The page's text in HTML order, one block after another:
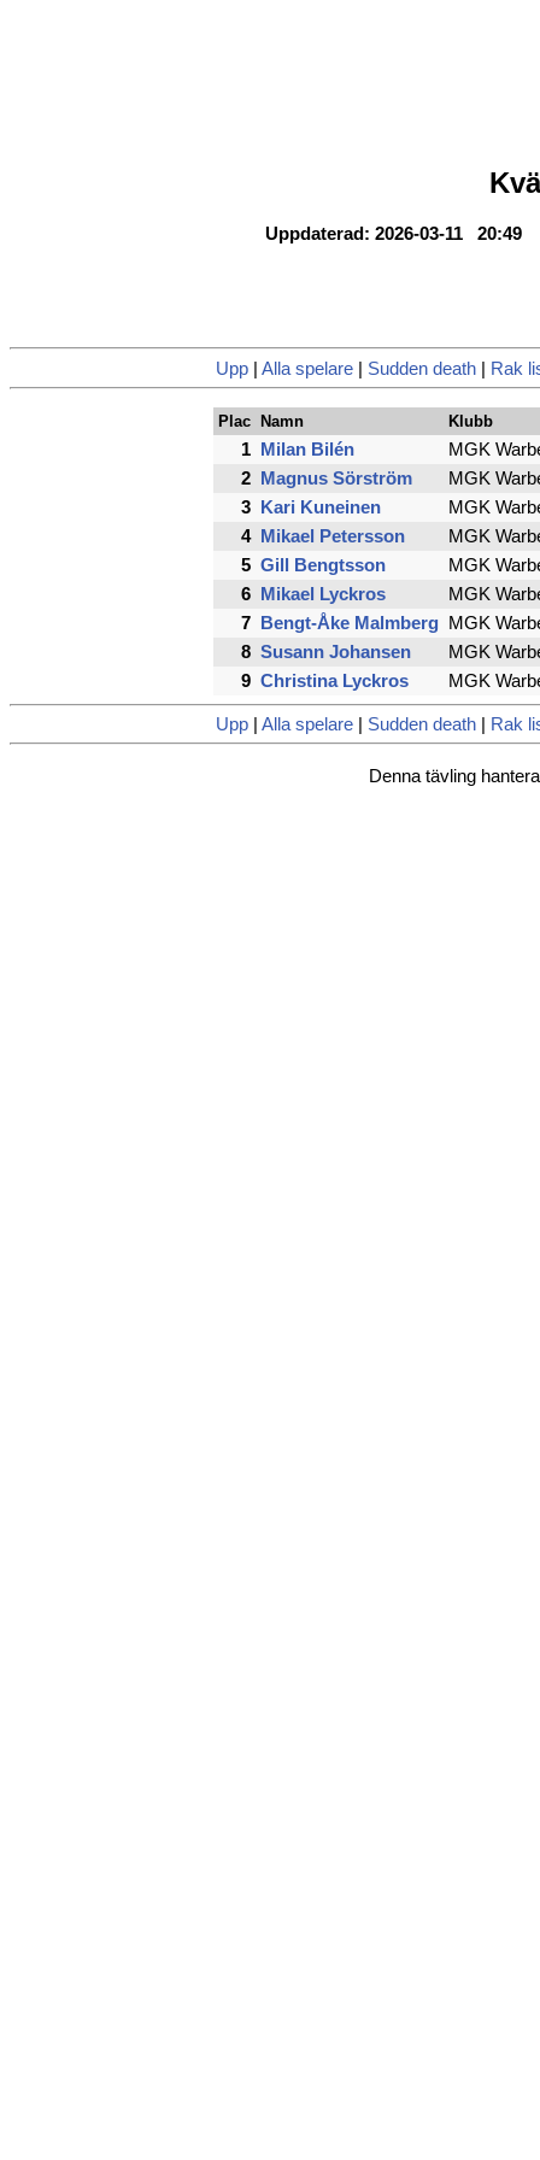
Uppdaterad: 2026-03-11 20:49
Upp| Alla spelare| Sudden death| Rak
Plac Namn Klubb
1 Milan Bilén
MGK
2 Magnus Sörström
MGK
3 Kari Kuneinen
MGK
4 Mikael Petersson
MGK
5 Gill Bengtsson
MGK
6 Mikael Lyckros
MGK
7 Bengt-Åke Malmberg MGK
8 Susann Johansen
MGK
9 Christina Lyckros MGK
Upp| Alla spelare| Sudden death| Rak
Denna tävling